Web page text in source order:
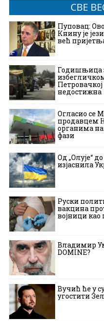
СВЕ
Пуповац:
Книну је
већ
Годишњица
недостижна
Огласио се
продавцем
органима
фази
Од „Олује“
изјаснила
Руски
вакцина
војници
Владимир
DOMINE?
Вучић ће у
угостити